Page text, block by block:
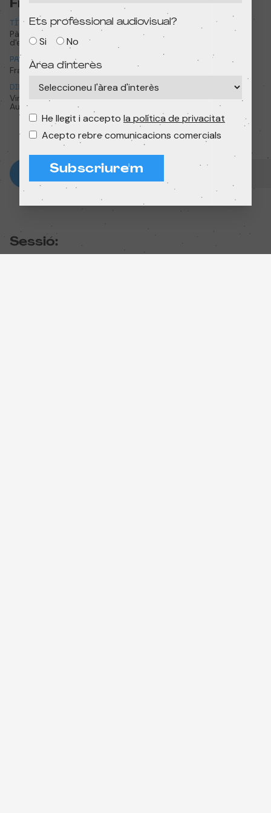
Fitxa tècnica
TÍTOL
Pànic a la granja: Vacances
d'estiu
TÍTOL ORIGINAL
Panique au village: Les
PAÍS
França
DIRECCIÓ
Vincent Patar, Stéphane
Aubier
DURADA
Sessió:
Ets professional audiovisual?
Si No
Àrea d'interès
He llegit i accepto la política de privacitat
Acepto rebre comunicacions comercials
Subscriure'm